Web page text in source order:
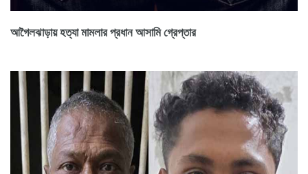
আগৈলঝাড়ায় হত্যা মামলার প্রধান আসামি গ্রেপ্তার